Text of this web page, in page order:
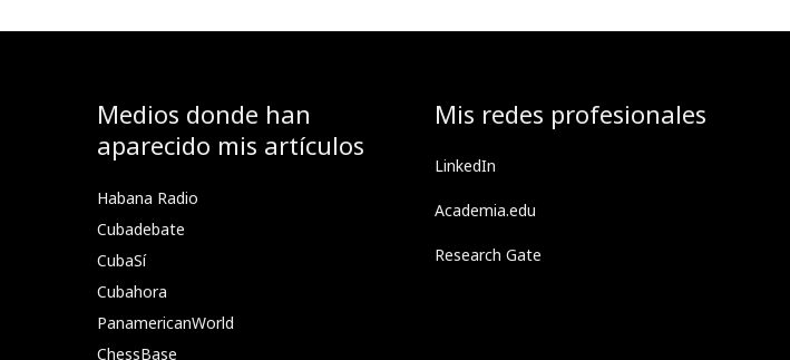
Medios donde han
aparecido mis artículos
Habana Radio
Cubadebate
CubaSí
Cubahora
PanamericanWorld
ChessBase
Mis redes profesionales
LinkedIn
Academia.edu
Research Gate